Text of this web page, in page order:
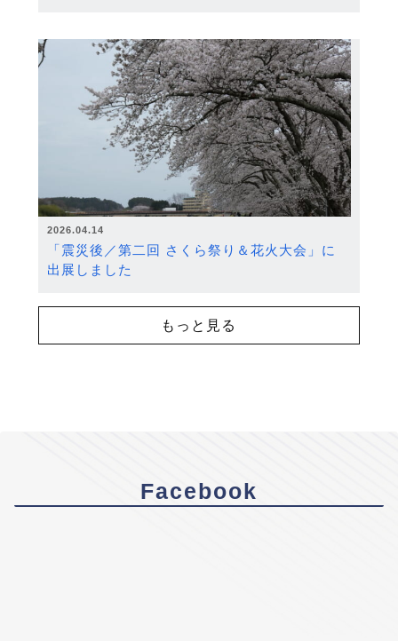
2026.04.14
「震災後／第二回 さくら祭り＆花火大会」に
出展しました
もっと見る
Facebook